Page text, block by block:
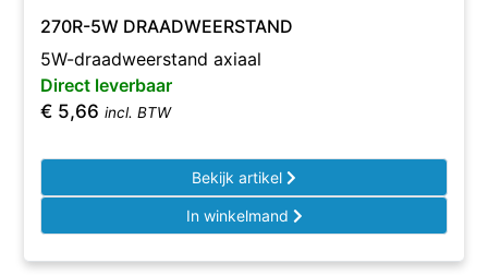
270R-5W DRAADWEERSTAND
5W-draadweerstand axiaal
Direct leverbaar
€ 5,66 incl. BTW
Bekijk artikel
In winkelmand